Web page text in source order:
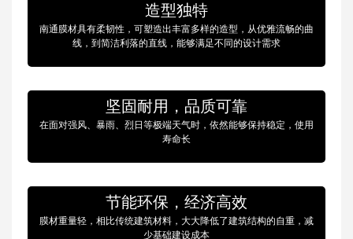
造型独特
南通膜材具有柔韧性，可塑造出丰富多样的造型，从优雅流畅的曲
线，到简洁利落的直线，能够满足不同的设计需求
坚固耐用，品质可靠
在面对强风、暴雨、烈日等极端天气时，依然能够保持稳定，使用
寿命长
节能环保，经济高效
膜材重量轻，相比传统建筑材料，大大降低了建筑结构的自重，减
少基础建设成本